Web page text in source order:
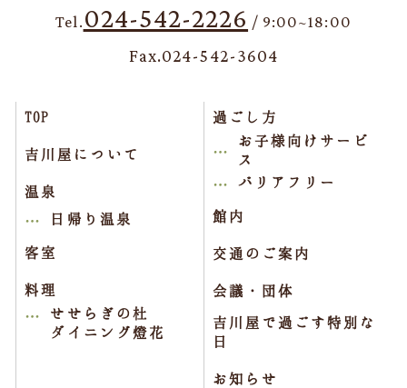
Tel. 024-542-2226 / 9:00~18:00
Fax.024-542-3604
TOP
吉川屋について
温泉
日帰り温泉
客室
料理
せせらぎの杜
ダイニング燈花
過ごし方
お子様向けサービ
ス
バリアフリー
館内
交通のご案内
会議・団体
吉川屋で過ごす特別な
日
お知らせ